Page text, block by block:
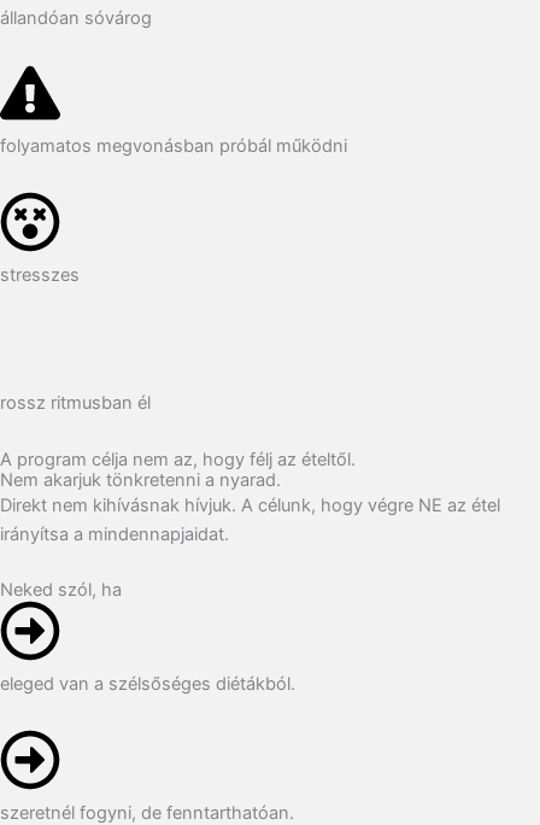
állandóan sóvárog
folyamatos megvonásban próbál működni
stresszes
rossz ritmusban él
A program célja nem az, hogy félj az ételtől.
Nem akarjuk tönkretenni a nyarad.
Direkt nem kihívásnak hívjuk. A célunk, hogy végre NE az étel
irányítsa a mindennapjaidat.
Neked szól, ha
eleged van a szélsőséges diétákból.
szeretnél fogyni, de fenntarthatóan.